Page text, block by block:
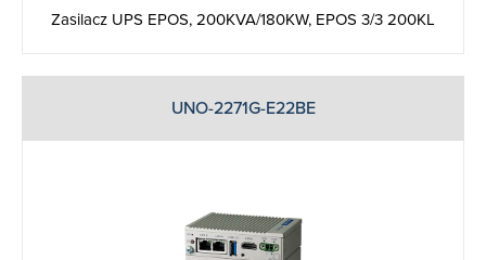
Zasilacz UPS EPOS, 200KVA/180KW, EPOS 3/3 200KL
UNO-2271G-E22BE